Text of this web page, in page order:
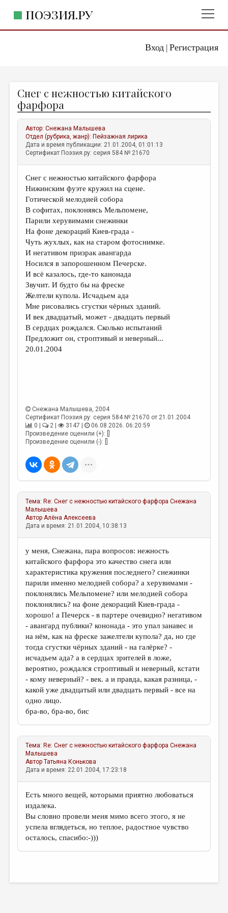
Вход| Регистрация
ПОЭЗИЯ.РУ
ЖАНРЫ
АВТОРЫ
КОММЕНТАРИИ
ЛИТСАЛОН
ПРАВИЛА САЙТА
ОТДЕЛЫ И РУБРИКИ
ИЗБРАННОЕ
ДАЙДЖЕСТ
ПРОИЗВЕДЕНИЯ
ПЕРЕВОДЫ
КОНКУРСЫ
ДЕТСКАЯ КОМНАТА
КНИЖНАЯ ПОЛКА
ОБЗОР ЛИТЕРАТУРЫ
КОЛОНКА РЕДАКТОРА
РЕДКОЛЛЕГИЯ
ОТ РЕДАКЦИИ
МАЛАЯ ПРОЗА
ЭССЕИСТИКА
ЛИТЕРАТУРОВЕДЕНИЕ
КУЛЬТУРОВЕДЕНИЕ
ПУБЛИЦИСТИКА
РЕЦЕНЗИРОВАНИЕ
ЦИКЛЫ ПУБЛИКАЦИЙ
ТРЕДИАКОВСКИЙ
МЕДИА
ВКОНТАКТЕ
Снег с нежностью китайского
фарфора
Автор:Снежана Малышева
Отдел (рубрика, жанр): Пейзажная лирика
Дата и время публикации: 21.01.2004, 01:01:13
Сертификат Поэзия.ру: серия 584 № 21670
Снег с нежностью китайского фарфора
Нижинским фуэте кружил на сцене.
Готической мелодией собора
В софитах, поклоняясь Мельпомене,
Парили херувимами снежинки
На фоне декораций Киев-града -
Чуть жухлых, как на старом фотоснимке.
И негативом призрак авангарда
Носился в запорошенном Печерске.
И всё казалось, где-то канонада
Звучит. И будто бы на фреске
Желтели купола. Исчадьем ада
Мне рисовались сгустки чёрных зданий.
И век двадцатый, может - двадцать первый
В сердцах рождался. Сколько испытаний
Предложит он, строптивый и неверный...
20.01.2004
Снежана Малышева, 2004
Сертификат Поэзия.ру: серия 584 № 21670 от 21.01.2004
0 |
2 | 3147 |
06.08.2026. 06:20:59
Произведение оценили (+): []
Произведение оценили (-): []
Тема: Re: Снег с нежностью китайского фарфора Снежана
Малышева
АвторАлёна Алексеева
Дата и время: 21.01.2004, 10:38:13
у меня, Снежана, пара вопросов: нежность
китайского фарфора это качество снега или
характеристика кружения последнего? снежинки
парили именно мелодией собора? а херувимами -
поклонялись Мельпомене? или мелодией собора
поклонялись? на фоне декораций Киев-града -
хорошо! а Печерск - в партере очевидно? негативом
- авангард публики? кононада - это упал занавес и
на нём, как на фреске зажелтели купола? да, но где
тогда сгустки чёрных зданий - на галёрке? -
исчадьем ада? а в сердцах зрителей в ложе,
вероятно, рождался строптивый и неверный, кстати
- кому неверный? - век. а и правда, какая разница, -
какой уже двадцатый или двадцать первый - все на
одно лицо.
бра-во, бра-во, бис
Тема: Re: Снег с нежностью китайского фарфора Снежана
Малышева
АвторТатьяна Конькова
Дата и время: 22.01.2004, 17:23:18
Есть много вещей, которыми приятно любоваться
издалека.
Вы словно провели меня мимо всего этого, я не
успела вглядеться, но теплое, радостное чувство
осталось, спасибо:-)))